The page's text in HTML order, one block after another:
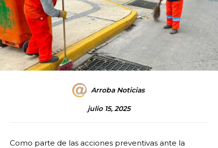
Arroba Noticias
julio 15, 2025
Como parte de las acciones preventivas ante la